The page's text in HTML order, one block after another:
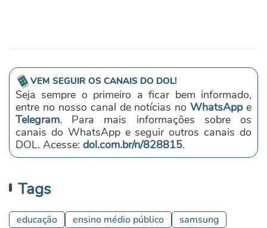
VEM SEGUIR OS CANAIS DO DOL!
Seja sempre o primeiro a ficar bem informado,
entre no nosso canal de notícias noWhatsAppe
Telegram. Para mais informações sobre os
canais do WhatsApp e seguir outros canais do
DOL. Acesse: dol.com.br/n/828815.
Tags
educação ensino médio público
samsung